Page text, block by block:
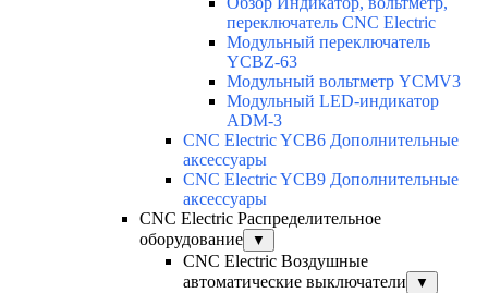
переключатель CNC Electric
Модульный переключатель
YCBZ-63
Модульный вольтметр YCMV3
Модульный LED-индикатор
ADM-3
CNC Electric YCB6 Дополнительные
аксессуары
CNC Electric YCB9 Дополнительные
аксессуары
CNC Electric Распределительное
оборудование
▼
CNC Electric Воздушные
автоматические выключатели
▼